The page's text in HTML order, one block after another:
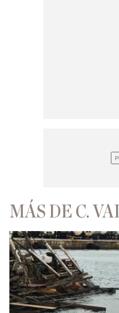
MÁS DE C.